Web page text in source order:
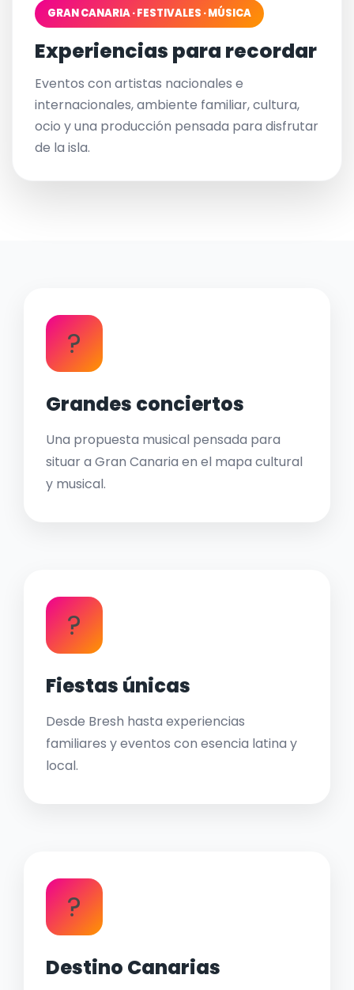
GRAN CANARIA · FESTIVALES · MÚSICA
Experiencias para recordar
Eventos con artistas nacionales e
internacionales, ambiente familiar, cultura,
ocio y una producción pensada para disfrutar
de la isla.
?
Grandes conciertos
Una propuesta musical pensada para
situar a Gran Canaria en el mapa cultural
y musical.
?
Fiestas únicas
Desde Bresh hasta experiencias
familiares y eventos con esencia latina y
local.
?
Destino Canarias